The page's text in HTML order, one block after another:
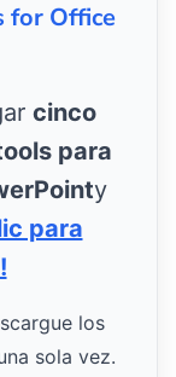
for Office
cinco
para
y
para
los
sola vez.